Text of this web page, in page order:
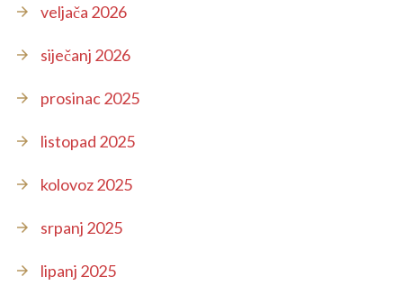
veljača 2026
siječanj 2026
prosinac 2025
listopad 2025
kolovoz 2025
srpanj 2025
lipanj 2025